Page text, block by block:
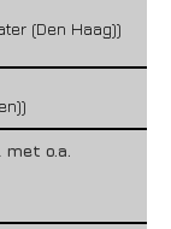
(Den Haag))
o.a.